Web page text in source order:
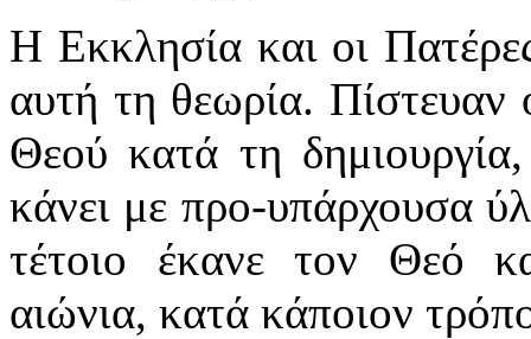
Η Εκκλησία και οι
αυτή τη θεωρία. Πίστευαν
Θεού κατά τη
κάνει με προ-υπάρχουσα
τέτοιο έκανε τον Θεό
αιώνια, κατά κάποιον